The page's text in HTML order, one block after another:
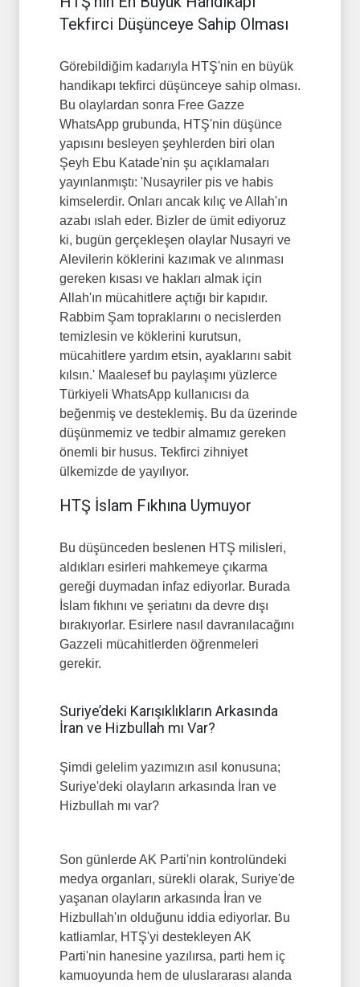
Tekfirci Düşünceye Sahip Olması
Görebildiğim kadarıyla HTŞ'nin en büyük
handikapı tekfirci düşünceye sahip olması.
Bu olaylardan sonra Free Gazze
WhatsApp grubunda, HTŞ'nin düşünce
yapısını besleyen şeyhlerden biri olan
Şeyh Ebu Katade'nin şu açıklamaları
yayınlanmıştı: 'Nusayriler pis ve habis
kimselerdir. Onları ancak kılıç ve Allah'ın
azabı ıslah eder. Bizler de ümit ediyoruz
ki, bugün gerçekleşen olaylar Nusayri ve
Alevilerin köklerini kazımak ve alınması
gereken kısası ve hakları almak için
Allah'ın mücahitlere açtığı bir kapıdır.
Rabbim Şam topraklarını o necislerden
temizlesin ve köklerini kurutsun,
mücahitlere yardım etsin, ayaklarını sabit
kılsın.' Maalesef bu paylaşımı yüzlerce
Türkiyeli WhatsApp kullanıcısı da
beğenmiş ve desteklemiş. Bu da üzerinde
düşünmemiz ve tedbir almamız gereken
önemli bir husus. Tekfirci zihniyet
ülkemizde de yayılıyor.
HTŞ İslam Fıkhına Uymuyor
Bu düşünceden beslenen HTŞ milisleri,
aldıkları esirleri mahkemeye çıkarma
gereği duymadan infaz ediyorlar. Burada
İslam fıkhını ve şeriatını da devre dışı
bırakıyorlar. Esirlere nasıl davranılacağını
Gazzeli mücahitlerden öğrenmeleri
gerekir.
Suriye’deki Karışıklıkların Arkasında
İran ve Hizbullah mı Var?
Şimdi gelelim yazımızın asıl konusuna;
Suriye'deki olayların arkasında İran ve
Hizbullah mı var?
Son günlerde AK Parti'nin kontrolündeki
medya organları, sürekli olarak, Suriye'de
yaşanan olayların arkasında İran ve
Hizbullah'ın olduğunu iddia ediyorlar. Bu
katliamlar, HTŞ'yi destekleyen AK
Parti'nin hanesine yazılırsa, parti hem iç
kamuoyunda hem de uluslararası alanda